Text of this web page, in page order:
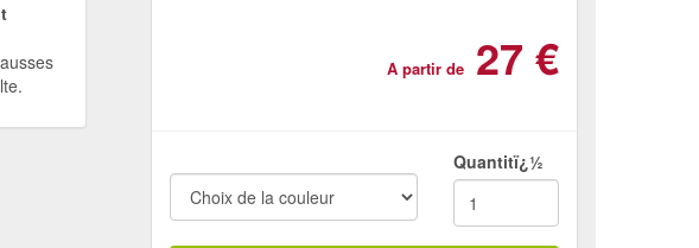
A partir de 27 €
Quantitï¿½